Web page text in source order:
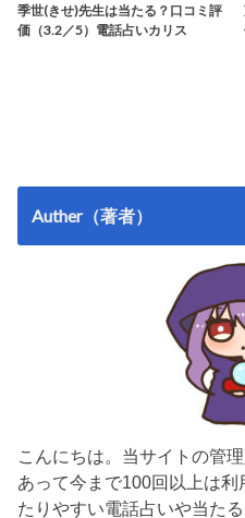
季世(きせ)先生は当たる？口コミ評
価（3.2／5）電話占いカリス
Auther（著者）
こんにちは。当サイトの管
あって今まで100回以上は
たりやすい電話占いや当た